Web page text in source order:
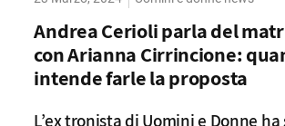
Andrea Cerioli parla del
con Arianna Cirrincione:
intende farle la proposta
L’ex tronista di Uomini e Donne